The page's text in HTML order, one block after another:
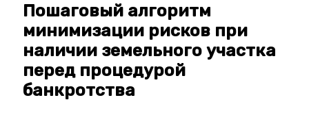
Пошаговый алгоритм
минимизации рисков при
наличии земельного участка
перед процедурой
банкротства